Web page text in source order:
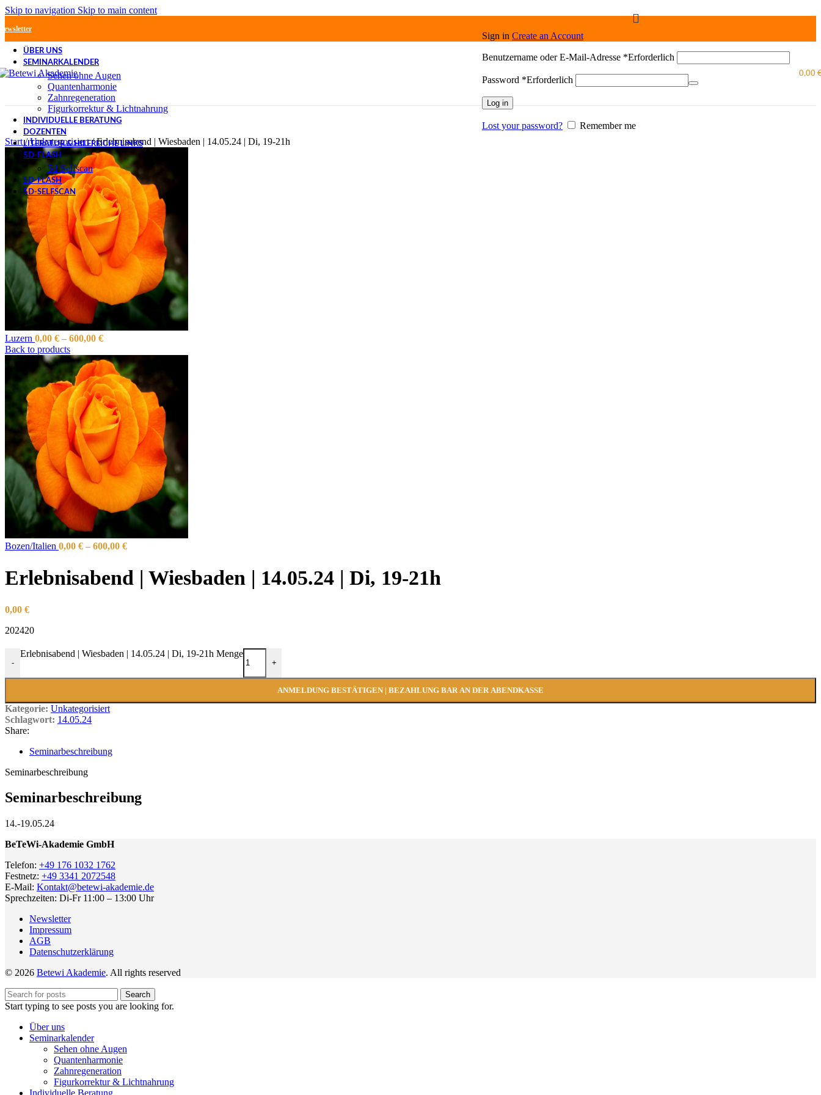
Skip to navigation Skip to main content
Sign in Create an Account
Benutzername oder E-Mail-Adresse *Erforderlich
Password *Erforderlich
Log in
Lost your password? Remember me
0,00
ÜBER UNS
SEMINARKALENDER
Sehen ohne Augen
Quantenharmonie
Zahnregeneration
Figurkorrektur & Lichtnahrung
INDIVIDUELLE BERATUNG
DOZENTEN
LITERATUR & HILFREICHE LINKS
5D-FLASH
5d-Selfscan
5D-FLASH
5D-SELFSCAN
Start/ Unkategorisiert/ Erlebnisabend | Wiesbaden | 14.05.24 | Di, 19-21h
Luzern 0,00 € – 600,00 €
Back to products
Bozen/Italien 0,00 € – 600,00 €
Erlebnisabend | Wiesbaden | 14.05.24 | Di, 19-21h
0,00 €
202420
-
Erlebnisabend | Wiesbaden | 14.05.24 | Di, 19-21h Menge
+
ANMELDUNG BESTÄTIGEN | BEZAHLUNG BAR AN DER ABENDKASSE
Kategorie: Unkategorisiert
Schlagwort: 14.05.24
Share:
Seminarbeschreibung
Seminarbeschreibung
Seminarbeschreibung
14.-19.05.24
BeTeWi-Akademie GmbH
Telefon: +49 176 1032 1762
Festnetz: +49 3341 2072548
E-Mail: Kontakt@betewi-akademie.de
Sprechzeiten: Di-Fr 11:00 – 13:00 Uhr
Newsletter
Impressum
AGB
Datenschutzerklärung
© 2026 Betewi Akademie. All rights reserved
Search
Start typing to see posts you are looking for.
Über uns
Seminarkalender
Sehen ohne Augen
Quantenharmonie
Zahnregeneration
Figurkorrektur & Lichtnahrung